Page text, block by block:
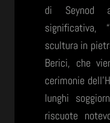
di Seynod
significativa, “
scultura in
Berici, che
cerimonie
lunghi
riscuote